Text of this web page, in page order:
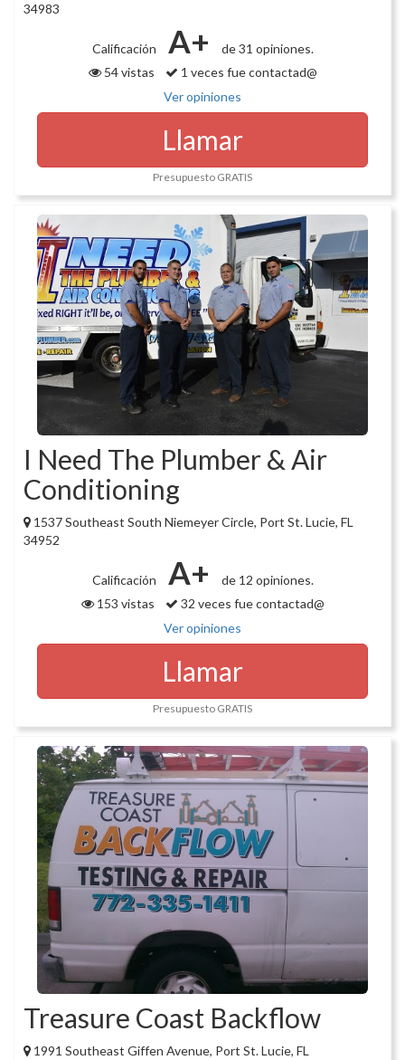
34983
Calificación A+
de 31 opiniones.
54 vistas
1 veces fue contactad@
Ver opiniones
Llamar
Presupuesto GRATIS
I Need The Plumber & Air
Conditioning
1537 Southeast South Niemeyer Circle, Port St. Lucie, FL
34952
Calificación A+
de 12 opiniones.
153 vistas
32 veces fue contactad@
Ver opiniones
Llamar
Presupuesto GRATIS
Treasure Coast Backflow
1991 Southeast Giffen Avenue, Port St. Lucie, FL